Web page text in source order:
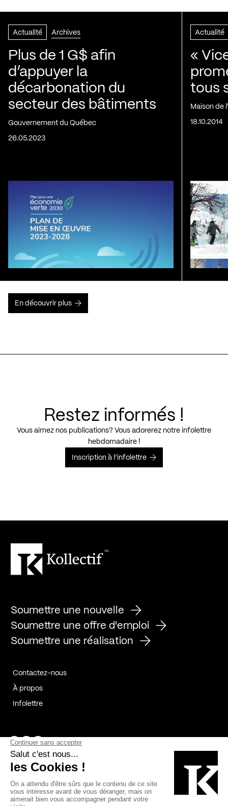
Actualité Archives
Plus de 1 G$ afin
d’appuyer la
décarbonation du
secteur des bâtiments
Gouvernement du Québec
26.05.2023
Actualité
«
tous
Maison de
18.10.2014
En découvrir plus
Restez informés !
Vous aimez nos publications? Vous adorerez notre infolettre
hebdomadaire !
Inscription à l’infolettre
Soumettre une nouvelle
Soumettre une offre d'emploi
Soumettre une réalisation
Contactez-nous
À propos
Infolettre
Page Facebook de Kollectif
Page Instagram de Kollectif
Page Linkedin de Kollectif